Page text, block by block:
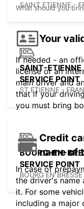
SAINT ETIENNE -
SAINT-
SERVICE POINT
ST ETIENNE -
BOURG-EN-
SERVICE POINT
BOURG EN
What should you
Your
If needed - an
license or an
main driver and
that if your
you must bring
Credit
name of
In case of
the driver's name
it. For some
including a major